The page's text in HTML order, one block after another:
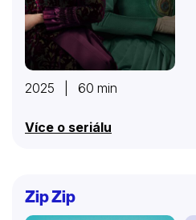
2025 | 60 min
Více o seriálu
Zip Zip